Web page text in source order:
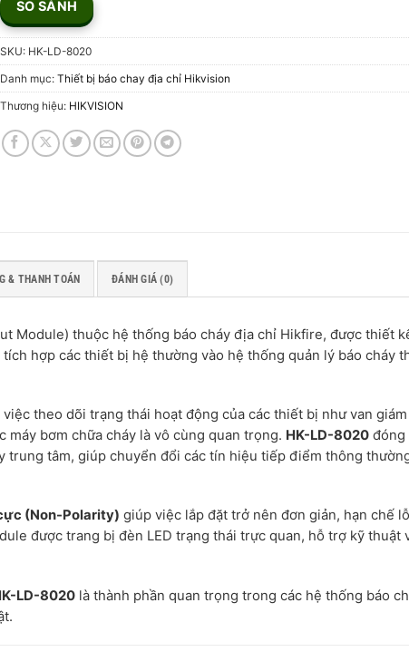
SO SÁNH
SKU: HK-LD-8020
Danh mục:Thiết bị báo chay địa chỉ Hikvision
Thương hiệu: HIKVISION
& THANH TOÁN ĐÁNH GIÁ (0)
Module) thuộc hệ thống báo cháy địa chỉ Hikfire, được thiết
hợp các thiết bị hệ thường vào hệ thống quản lý báo cháy
theo dõi trạng thái hoạt động của các thiết bị như van giám
máy bơm chữa cháy là vô cùng quan trọng. HK-LD-8020 đóng
trung tâm, giúp chuyển đổi các tín hiệu tiếp điểm thông
(Non-Polarity) giúp việc lắp đặt trở nên đơn giản, hạn chế
được trang bị đèn LED trạng thái trực quan, hỗ trợ kỹ thuật
LD-8020 là thành phần quan trọng trong các hệ thống báo